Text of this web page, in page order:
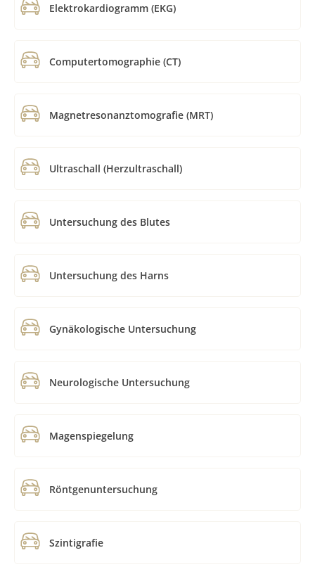
Elektrokardiogramm (EKG)
Computertomographie (CT)
Magnetresonanztomografie (MRT)
Ultraschall (Herzultraschall)
Untersuchung des Blutes
Untersuchung des Harns
Gynäkologische Untersuchung
Neurologische Untersuchung
Magenspiegelung
Röntgenuntersuchung
Szintigrafie